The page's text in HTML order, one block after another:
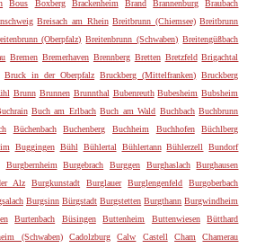
Bous Boxberg Brackenheim Brand Brannenburg
Braubach
Breisach am Rhein Breitbrunn (Chiemsee) Breitbrunn
(Oberpfalz) Breitenbrunn (Schwaben) Breitengüßbach
Bremen Bremerhaven Brennberg Bretten Bretzfeld Brigachtal
Bruck in der Oberpfalz Bruckberg (Mittelfranken) Bruckberg
Brunn Brunnen Brunnthal Bubenreuth Bubesheim Bubsheim
Buch am Erlbach Buch am Wald Buchbach Buchbrunn
Büchenbach Buchenberg Buchheim Buchhofen
Büchlberg
Buggingen Bühl Bühlertal Bühlertann Bühlerzell
Bundorf
Burgbernheim Burgebrach Burggen Burghaslach
Burghausen
Alz Burgkunstadt Burglauer Burglengenfeld
Burgoberbach
Burgsinn Bürgstadt Burgstetten Burgthann Burgwindheim
Burtenbach Büsingen Buttenheim Buttenwiesen
Bütthard
(Schwaben) Cadolzburg Calw Castell Cham
Chamerau